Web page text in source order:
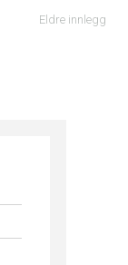
Eldre innlegg